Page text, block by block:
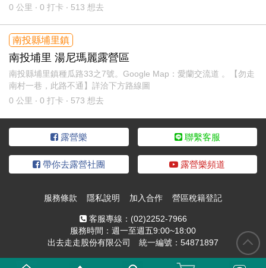
0 公里 ‧ 0 打卡 ‧ 513 想去
南投縣埔里鎮
南投埔里 湯尼瑪麗露營區
南投縣埔里鎮種瓜路33之7號。Google Map：愛蘭交流道 。【勿走
南村一巷，此路不通】詳洽下方路線圖
0 公里 ‧ 0 打卡 ‧ 573 想去
露營樂 聯繫客服
帶你去露營社團 露營樂頻道
服務條款 隱私說明 加入合作 營區稅籍登記
客服專線： (02)2252-7966
服務時間：週一至週五9:00~18:00
出去走走股份有限公司 統一編號：54871897